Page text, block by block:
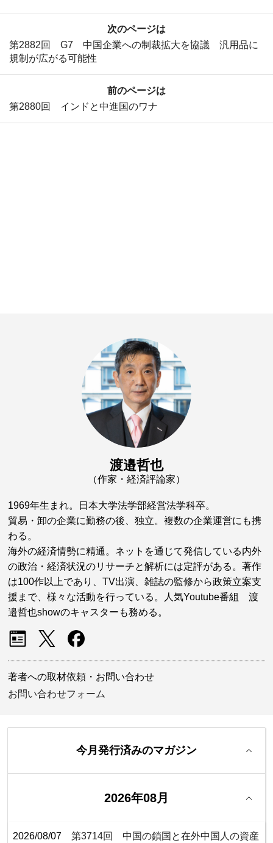
前のページは
第2880回 インドと中進国のワナ
次のページは
第2882回 G7 中国企業への制裁拡大を協議 汎用品に
規制が広がる可能性
渡邉哲也
（作家・経済評論家）
1969年生まれ。日本大学法学部経営法学科卒。
貿易・卸の企業に勤務の後、独立。複数の企業運営にも携
わる。
海外の経済情勢に精通。ネットを通じて発信している内外
の政治・経済状況のリサーチと解析には定評がある。著作
は100作以上であり、TV出演、雑誌の監修から政策立案支
援まで、様々な活動を行っている。人気Youtube番組 渡
邉哲也showのキャスターも務める。
著者への取材依頼・お問い合わせ
お問い合わせフォーム
今月発行済みのマガジン
2026年08月
2026/08/07
第3714回 中国の鎖国と在外中国人の資産